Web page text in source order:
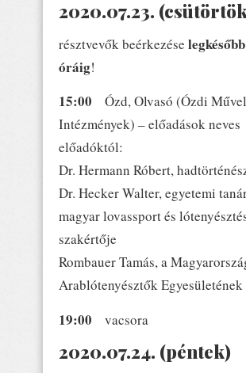
2020.07.23.
résztvevők beérkezése
óráig!
15:00 Ózd, Olvasó (Ózdi
Intézmények) – előadások neves
előadóktól:
Dr. Hermann Róbert,
Dr. Hecker Walter, egyetemi
magyar lovassport és
szakértője
Rombauer Tamás, a
Arablótenyésztők
19:00 vacsora
2020.07.24. (péntek)